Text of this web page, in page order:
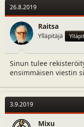
26.8.2019
Raitsa
Ylläpitäjä
Sinun tulee
ensimmäisen viestin
3.9.2019
Mixu